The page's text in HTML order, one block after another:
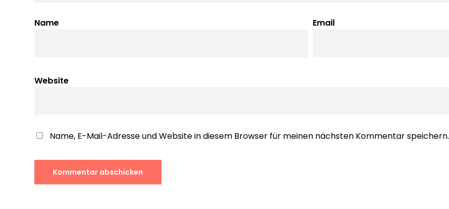
Name Email
Website
Name, E-Mail-Adresse und Website in diesem Browser für meinen nächsten Kommentar speichern.